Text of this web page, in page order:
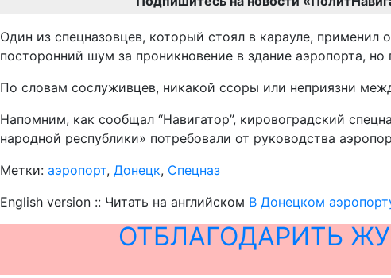
Один из спецназовцев, который стоял в карауле,
посторонний шум за проникновение в здание аэропорта,
По словам сослуживцев, никакой ссоры или неприязни
Напомним, как сообщал “Навигатор”, кировоградский
народной республики» потребовали от руководства
Метки: аэропорт, Донецк, Спецназ
English version :: Читать на английском В Донецком
ОТБЛАГОДАРИТЬ